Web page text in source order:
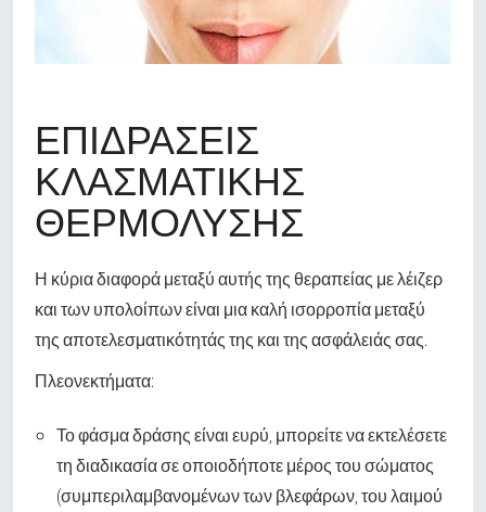
ΕΠΙΔΡΆΣΕΙΣ
ΚΛΑΣΜΑΤΙΚΉΣ
ΘΕΡΜΌΛΥΣΗΣ
Η κύρια διαφορά μεταξύ αυτής της θεραπείας με λέιζερ
και των υπολοίπων είναι μια καλή ισορροπία μεταξύ
της αποτελεσματικότητάς της και της ασφάλειάς σας.
Πλεονεκτήματα:
Το φάσμα δράσης είναι ευρύ, μπορείτε να εκτελέσετε
τη διαδικασία σε οποιοδήποτε μέρος του σώματος
(συμπεριλαμβανομένων των βλεφάρων, του λαιμού